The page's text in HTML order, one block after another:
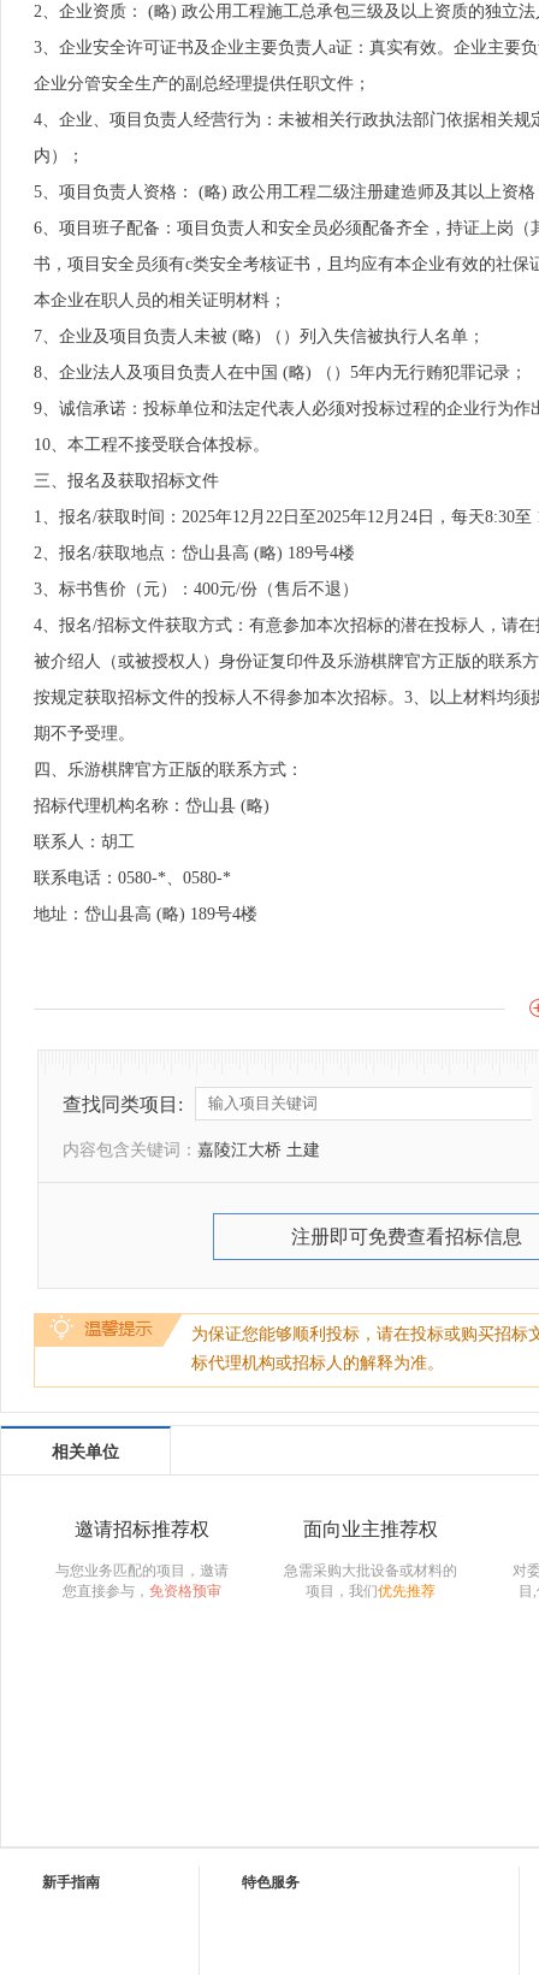
2、企业资质： (略) 政公用工程施工总承包三级及以上资质的独立法
3、企业安全许可证书及企业主要负责人a证：真实有效。企业主要
企业分管安全生产的副总经理提供任职文件；
4、企业、项目负责人经营行为：未被相关行政执法部门依据相关
内）；
5、项目负责人资格： (略) 政公用工程二级注册建造师及其以上资格
6、项目班子配备：项目负责人和安全员必须配备齐全，持证上岗
书，项目安全员须有c类安全考核证书，且均应有本企业有效的社
本企业在职人员的相关证明材料；
7、企业及项目负责人未被 (略) （）列入失信被执行人名单；
8、企业法人及项目负责人在中国 (略) （）5年内无行贿犯罪记录；
9、诚信承诺：投标单位和法定代表人必须对投标过程的企业行为作
10、本工程不接受联合体投标。
三、报名及获取招标文件
1、报名/获取时间：2025年12月22日至2025年12月24日，每天8:30
2、报名/获取地点：岱山县高 (略) 189号4楼
3、标书售价（元）：400元/份（售后不退）
4、报名/招标文件获取方式：有意参加本次招标的潜在投标人，请
被介绍人（或被授权人）身份证复印件及乐游棋牌官方正版的联系
按规定获取招标文件的投标人不得参加本次招标。3、以上材料均
期不予受理。
四、乐游棋牌官方正版的联系方式：
招标代理机构名称：岱山县 (略)
联系人：胡工
联系电话：0580-*、0580-*
地址：岱山县高 (略) 189号4楼
查找同类项目:
内容包含关键词： 嘉陵江大桥 土建
注册即可免费查看招标信息
为保证您能够顺利投标，请在投标或购买招
标代理机构或招标人的解释为准。
相关单位
邀请招标推荐权
与您业务匹配的项目，邀请
您直接参与， 免资格预审
面向业主推荐权
急需采购大批设备或材料的
项目，我们优先推荐
对
目
新手指南 特色服务